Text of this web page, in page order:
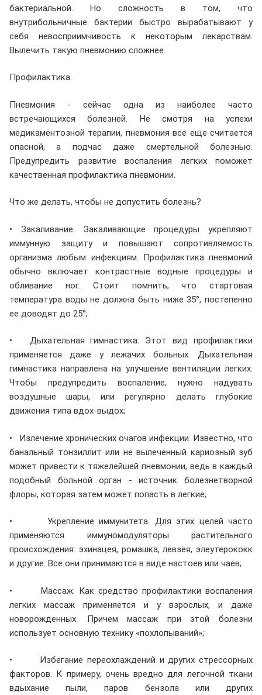
бактериальной. Но сложность в том, что
внутрибольничные бактерии быстро вырабатывают у
себя невосприимчивость к некоторым лекарствам.
Вылечить такую пневмонию сложнее.
Профилактика.
Пневмония - сейчас одна из наиболее часто
встречающихся болезней. Не смотря на успехи
медикаментозной терапии, пневмония все еще считается
опасной, а подчас даже смертельной болезнью.
Предупредить развитие воспаления легких поможет
качественная профилактика пневмонии.
Что же делать, чтобы не допустить болезнь?
• Закаливание. Закаливающие процедуры укрепляют
иммунную защиту и повышают сопротивляемость
организма любым инфекциям. Профилактика пневмоний
обычно включает контрастные водные процедуры и
обливание ног. Стоит помнить, что стартовая
температура воды не должна быть ниже 35°, постепенно
ее доводят до 25°;
• Дыхательная гимнастика. Этот вид профилактики
применяется даже у лежачих больных. Дыхательная
гимнастика направлена на улучшение вентиляции легких.
Чтобы предупредить воспаление, нужно надувать
воздушные шары, или регулярно делать глубокие
движения типа вдох-выдох;
• Излечение хронических очагов инфекции. Известно, что
банальный тонзиллит или не вылеченный кариозный зуб
может привести к тяжелейшей пневмонии, ведь в каждый
подобный больной орган - источник болезнетворной
флоры, которая затем может попасть в легкие;
• Укрепление иммунитета. Для этих целей часто
применяются иммуномодуляторы растительного
происхождения: эхинацея, ромашка, левзея, элеутерококк
и другие. Все они принимаются в виде настоев или чаев;
• Массаж. Как средство профилактики воспаления
легких массаж применяется и у взрослых, и даже
новорожденных. Причем массаж при этой болезни
использует основную технику «похлопываний»;
• Избегание переохлаждений и других стрессорных
факторов. К примеру, очень вредно для легочной ткани
вдыхание пыли, паров бензола или других